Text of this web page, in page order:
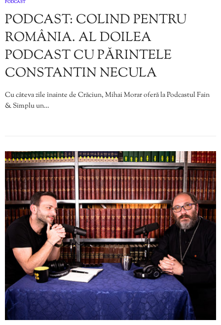
PODCAST
PODCAST: COLIND PENTRU
ROMÂNIA. AL DOILEA
PODCAST CU PĂRINTELE
CONSTANTIN NECULA
Cu câteva zile înainte de Crăciun, Mihai Morar oferă la Podcastul Fain
& Simplu un…